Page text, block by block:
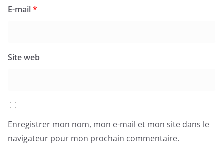
E-mail*
Site web
Enregistrer mon nom, mon e-mail et mon site dans le
navigateur pour mon prochain commentaire.